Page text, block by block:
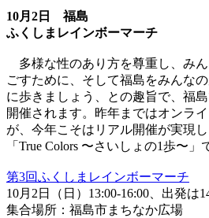
10月2日 福島
ふくしまレインボーマーチ
多様な性のあり方を尊重し、み
ごすために、そして福島をみんな
に歩きましょう、との趣旨で、福
開催されます。昨年まではオンラ
が、今年こそはリアル開催が実現
「True Colors 〜さいしょの1歩〜」
第3回ふくしまレインボーマーチ
10月2日（日）13:00-16:00、出発は
集合場所：福島市まちなか広場